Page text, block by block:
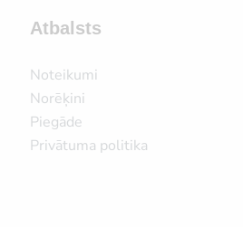
Atbalsts
Noteikumi
Norēķini
Piegāde
Privātuma politika